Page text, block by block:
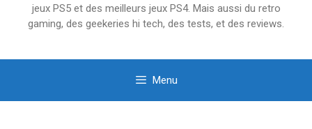
jeux PS5 et des meilleurs jeux PS4. Mais aussi du retro
gaming, des geekeries hi tech, des tests, et des reviews.
Menu